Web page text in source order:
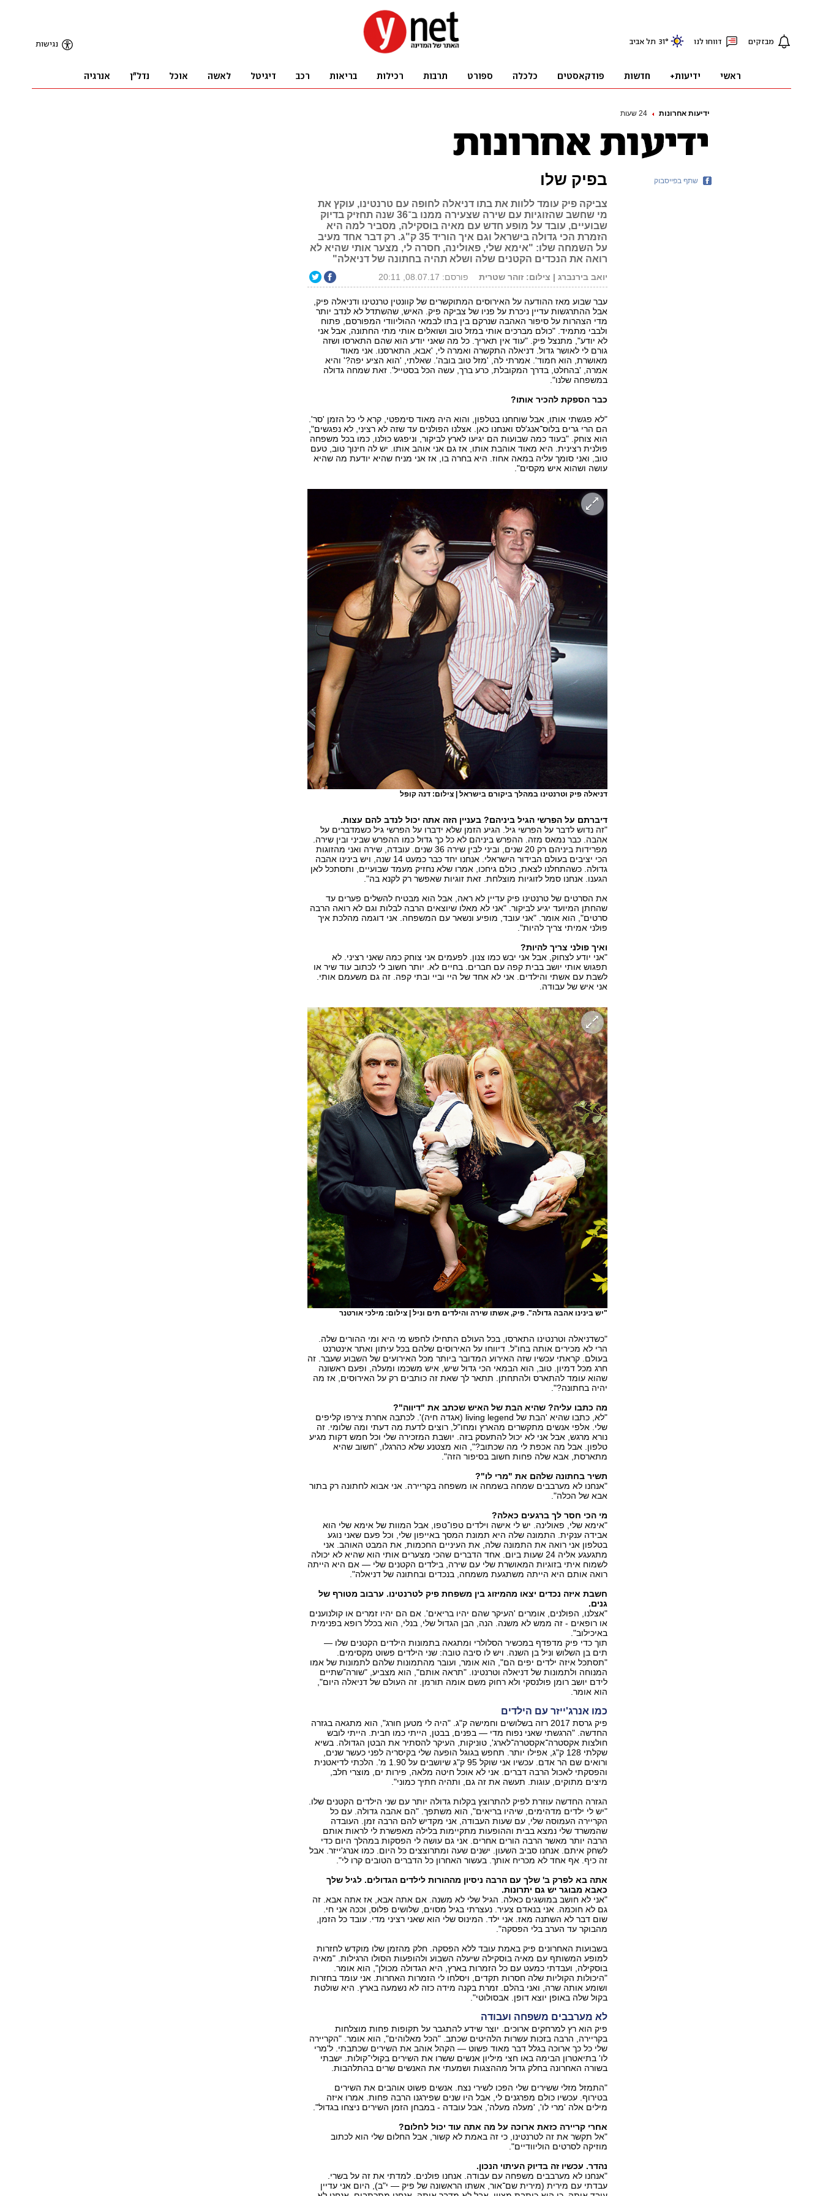
ידיעות אחרונות 24 שעות
בפיק שלו
צביקה פיק עומד ללוות את בתו דניאלה לחופה עם טרנטינו, עוקץ את
מי שחשב שהזוגיות עם שירה שצעירה ממנו ב־36 שנה תחזיק בדיוק
שבועיים, עובד על מופע חדש עם מאיה בוסקילה, מסביר למה היא
הזמרת הכי גדולה בישראל וגם איך הוריד 35 ק"ג. רק דבר אחד מעיב
על השמחה שלו: "אימא שלי, פאולינה, חסרה לי, מצער אותי שהיא לא
רואה את הנכדים הקטנים שלה ושלא תהיה בחתונה של דניאלה"
יואב בירנברג | צילום: זוהר שטרית פורסם: 08.07.17, 20:11
עבר שבוע מאז ההודעה על האירוסים המתוקשרים של קוונטין טרנטינו ודניאלה פיק,
אבל ההתרגשות עדיין ניכרת על פניו של צביקה פיק. האיש, שהשתדל לא לנדב יותר
מדי הצהרות על סיפור האהבה שנרקם בין בתו לבמאי ההוליוודי המפורסם, פתוח
ולבבי מתמיד. "כולם מברכים אותי במזל טוב ושואלים אותי מתי החתונה, אבל אני
לא יודע", מתנצל פיק. "עוד אין תאריך. כל מה שאני יודע הוא שהם התארסו ושזה
גורם לי לאושר גדול. דניאלה התקשרה ואמרה לי, 'אבא, התארסנו. אני מאוד
מאושרת, הוא חמוד'. אמרתי לה, 'מזל טוב בובה'. שאלתי, 'הוא הציע יפה?' והיא
אמרה, 'בהחלט, בדרך המקובלת, כרע ברך, עשה הכל בסטייל'. זאת שמחה גדולה
במשפחה שלנו".
כבר הספקת להכיר אותו?
"לא פגשתי אותו, אבל שוחחנו בטלפון, והוא היה מאוד סימפטי, קרא לי כל הזמן 'סר'.
הם הרי גרים בלוס־אנג'לס ואנחנו כאן. אצלנו הפולנים עד שזה לא רציני, לא נפגשים",
הוא צוחק. "בעוד כמה שבועות הם יגיעו לארץ לביקור, וניפגש כולנו, כמו בכל משפחה
פולנית רצינית. היא מאוד אוהבת אותו, אז גם אני אוהב אותו. יש לה חינוך טוב, טעם
טוב, ואני סומך עליה במאה אחוז. היא בחרה בו, אז אני מניח שהיא יודעת מה שהיא
עושה ושהוא איש מקסים".
דניאלה פיק וטרנטינו במהלך ביקורם בישראל | צילום: דנה קופל
דיברתם על הפרשי הגיל ביניהם? בעניין הזה אתה יכול לנדב להם עצות.
"זה נדוש לדבר על הפרשי גיל. הגיע הזמן שלא ידברו על הפרשי גיל כשמדברים על
אהבה. כבר נמאס מזה. ההפרש ביניהם לא כל כך גדול כמו ההפרש שביני ובין שירה.
מפרידות ביניהם רק 20 שנים, וביני לבין שירה 36 שנים. עובדה, שירה ואני מהזוגות
הכי יציבים בעולם הבידור הישראלי. אנחנו יחד כבר כמעט 14 שנה, ויש בינינו אהבה
גדולה. כשהתחלנו לצאת, כולם גיחכו, אמרו שלא נחזיק מעמד שבועיים, ותסתכל לאן
הגענו. אנחנו סמל לזוגיות מוצלחת. זאת זוגיות שאפשר רק לקנא בה".
את הסרטים של טרנטינו פיק עדיין לא ראה, אבל הוא מבטיח להשלים פערים עד
שהחתן המיועד יגיע לביקור. "אני לא מאלו שיוצאים הרבה לבלות וגם לא רואה הרבה
סרטים", הוא אומר. "אני עובד, מופיע ונשאר עם המשפחה. אני דוגמה מהלכת איך
פולני אמיתי צריך להיות".
ואיך פולני צריך להיות?
"אני יודע לצחוק, אבל אני יבש כמו צנון. לפעמים אני צוחק כמה שאני רציני. לא
תפגוש אותי יושב בבית קפה עם חברים. בחיים לא. יותר חשוב לי לכתוב עוד שיר או
לשבת עם אשתי והילדים. אני לא אחד של היי וביי ובתי קפה. זה גם משעמם אותי.
אני איש של עבודה.
"יש בינינו אהבה גדולה". פיק, אשתו שירה והילדים תים וניל | צילום: מילכי אורטנר
"כשדניאלה וטרנטינו התארסו, בכל העולם התחילו לחפש מי היא ומי ההורים שלה.
הרי לא מכירים אותה בחו"ל. דיווחו על האירוסים שלהם בכל עיתון ואתר אינטרנט
בעולם. קראתי עכשיו שזה האירוע המדובר ביותר מכל האירועים של השבוע שעבר. זה
חרג מכל דמיון. טוב, הוא הבמאי הכי גדול שיש, איש משכמו ומעלה, ופעם ראשונה
שהוא עומד להתארס ולהתחתן. תתאר לך שאת זה כותבים רק על האירוסים, אז מה
יהיה בחתונה?".
מה כתבו עליה? שהיא הבת של האיש שכתב את "דיווה"?
"לא, כתבו שהיא 'הבת של living legend (אגדה חיה)'. לכתבה אחרת צירפו קליפים
שלי. אלפי אנשים מתקשרים מהארץ ומחו"ל, רוצים לדעת מה דעתי ומה שלומי. זה
נורא מרגש, אבל אני לא יכול להתעסק בזה. יושבת המזכירה שלי וכל חמש דקות מגיע
טלפון. אבל מה אכפת לי מה שכתוב?", הוא מצטנע שלא כהרגלו, "חשוב שהיא
מתארסת, אבא שלה פחות חשוב בסיפור הזה".
תשיר בחתונה שלהם את "מרי לו"?
"אנחנו לא מערבבים שמחה בשמחה או משפחה בקריירה. אני אבוא לחתונה רק בתור
אבא של הכלה".
מי הכי חסר לך ברגעים כאלה?
"אימא שלי, פאולינה. יש לי אישה וילדים טפו־טפו, אבל המוות של אימא שלי הוא
אבידה ענקית. התמונה שלה היא תמונת המסך באייפון שלי, וכל פעם שאני נוגע
בטלפון אני רואה את התמונה שלה, את העיניים החכמות, את המבט האוהב. אני
מתגעגע אליה 24 שעות ביום. אחד הדברים שהכי מצערים אותי הוא שהיא לא יכולה
לשמוח איתי בזוגיות המאושרת שלי עם שירה, בילדים הקטנים שלי — אם היא הייתה
רואה אותם היא הייתה משתגעת משמחה, בנכדים ובחתונה של דניאלה".
חשבת איזה נכדים יצאו מהמיזוג בין משפחת פיק לטרנטינו. ערבוב מטורף של
גנים.
"אצלנו, הפולנים, אומרים 'העיקר שהם יהיו בריאים'. אם הם יהיו זמרים או קולנוענים
או רופאים - זה ממש לא משנה. הנה, הבן הגדול שלי, בנלי, הוא בכלל רופא בפנימית
באיכילוב".
תוך כדי פיק מדפדף במכשיר הסלולרי ומתגאה בתמונות הילדים הקטנים שלו —
תים בן השלוש וניל בן השנה. ויש לו סיבה טובה: שני הילדים פשוט מקסימים.
"תסתכל איזה ילדים יפים הם", הוא אומר, ועובר מהתמונות שלהם לתמונות של אמו
המנוחה ולתמונות של דניאלה וטרנטינו. "תראה אותם", הוא מצביע, "שורה־שתיים
לידם יושב רומן פולנסקי ולא רחוק משם אומה תורמן. זה העולם של דניאלה היום",
הוא אומר.
כמו אנרג'ייזר עם הילדים
פיק גרסת 2017 רזה בשלושים וחמישה ק"ג. "היה לי מטען חורג", הוא מתגאה בגזרה
החדשה. "הרגשתי שאני נפוח מדי — בפנים, בבטן, הייתי כמו חבית. הייתי לובש
חולצות אקסטרה־אקסטרה־לארג', טוניקות, העיקר להסתיר את הבטן הגדולה. בשיא
שקלתי 128 ק"ג, אפילו יותר. תחפש בגוגל הופעה שלי בקיסריה לפני כעשר שנים,
ורואים שם הר אדם. עכשיו אני שוקל 95 ק"ג שיושבים על 1.90 מ'. הלכתי לדיאטנית
והפסקתי לאכול הרבה דברים. אני לא אוכל חיטה מלאה, פירות ים, מוצרי חלב,
מיצים מתוקים, עוגות. תעשה את זה גם, ותהיה חתיך כמוני".
הגזרה החדשה עוזרת לפיק להתרוצץ בקלות גדולה יותר עם שני הילדים הקטנים שלו.
"יש לי ילדים מדהימים, שיהיו בריאים", הוא משתפך. "הם אהבה גדולה. עם כל
הקריירה העמוסה שלי, עם שעות העבודה, אני מקדיש להם הרבה זמן. העובדה
שהמשרד שלי נמצא בבית וההופעות מתקיימות בלילה מאפשרת לי לראות אותם
הרבה יותר מאשר הרבה הורים אחרים. אני גם עושה לי הפסקות במהלך היום כדי
לשחק איתם. אנחנו סביב השעון. ישנים שעה ומתרוצצים כל היום. כמו אנרג'ייזר. אבל
זה כיף. אף אחד לא מכריח אותך. בעשור האחרון כל הדברים הטובים קרו לי".
אתה בא לפרק ב' שלך עם הרבה ניסיון מההורות לילדים הגדולים. לגיל שלך
כאבא מבוגר יש גם יתרונות.
"אני לא חושב במושגים כאלה. הגיל שלי לא משנה. אם אתה אבא, אז אתה אבא. זה
גם לא חוכמה. אני בנאדם צעיר. נעצרתי בגיל מסוים, שלושים פלוס, וככה אני חי.
שום דבר לא השתנה מאז. אני ילד. המינוס שלי הוא שאני רציני מדי. עובד כל הזמן,
מהבוקר עד הערב בלי הפסקה".
בשבועות האחרונים פיק באמת עובד ללא הפסקה. חלק מהזמן שלו מוקדש לחזרות
למופע המשותף עם מאיה בוסקילה שיעלה השבוע ולהופעות הסולו הרגילות. "מאיה
בוסקילה, ועבדתי כמעט עם כל הזמרות בארץ, היא הגדולה מכולן", הוא אומר.
"היכולות הקוליות שלה חסרות תקדים, ויסלחו לי הזמרות האחרות. אני עומד בחזרות
ושומע אותה שרה, ואני בהלם. זמרת בקנה מידה כזה לא נשמעה בארץ. היא שולטת
בקול שלה באופן יוצא דופן. אבסולוטי".
לא מערבבים משפחה ועבודה
פיק הוא רץ למרחקים ארוכים. יוצר שידע להתגבר על תקופות פחות מוצלחות
בקריירה, הרבה בזכות עשרות הלהיטים שכתב. "הכל מאלוהים", הוא אומר. "הקריירה
שלי כל כך ארוכה בגלל דבר מאוד פשוט — הקהל אוהב את השירים שכתבתי. ל'מרי
לו' בתיאטרון הבימה באו חצי מיליון אנשים ששרו את השירים בקולי־קולות. ישבתי
בשורה האחרונה בחלק גדול מההצגות ושמעתי את האנשים שרים בהתלהבות.
"התמזל מזלי ששירים שלי הפכו לשירי נצח. אנשים פשוט אוהבים את השירים
בטירוף. עכשיו כולם מפרגנים לי, אבל היו שנים שפירגנו הרבה פחות. אמרו איזה
מילים אלה 'מרי לו', 'מעלה מעלה', אבל עובדה - במבחן הזמן השירים ניצחו בגדול".
אחרי קריירה כזאת ארוכה על מה אתה עוד יכול לחלום?
"אל תקשר את זה לטרנטינו, כי זה באמת לא קשור, אבל החלום שלי הוא לכתוב
מוזיקה לסרטים הוליוודיים".
נהדר. עכשיו זה בדיוק העיתוי הנכון.
"אנחנו לא מערבבים משפחה עם עבודה. אנחנו פולנים. למדתי את זה על בשרי.
עבדתי עם מירית (מירית שם־אור, אשתו הראשונה של פיק — י"ב), היום אני עדיין
שתף בפייסבוק